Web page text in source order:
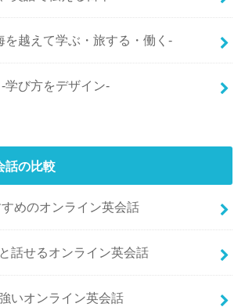
を越えて学ぶ・旅する・働く-
学び方をデザイン-
話の比較
すめのオンライン英会話
話せるオンライン英会話
いオンライン英会話